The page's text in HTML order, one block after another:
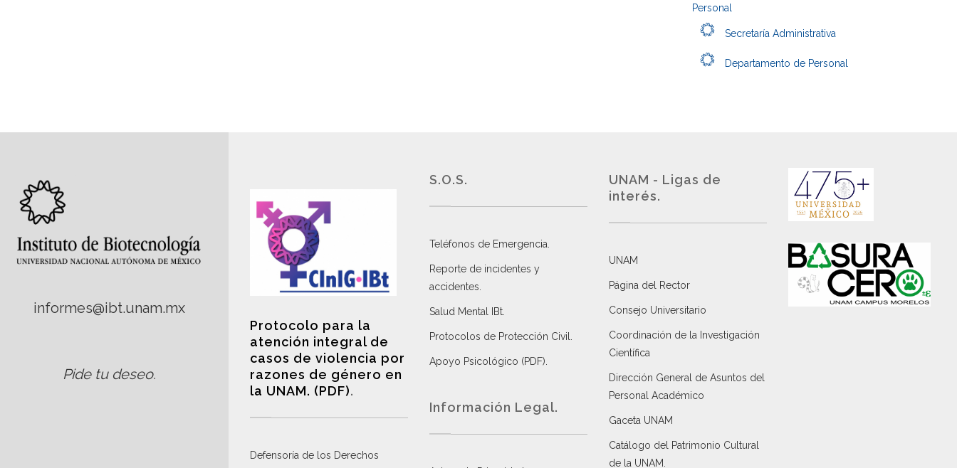
Personal
Secretaría Administrativa
Departamento de Personal
informes@ibt.unam.mx
Pide tu deseo.
Protocolo para la
atención integral de
casos de violencia por
razones de género en
la UNAM. (PDF).
Defensoría de los Derechos
S.O.S.
Teléfonos de Emergencia.
Reporte de incidentes y
accidentes
Salud Mental IBt
Protocolos de Protección Civil
Apoyo Psicológico (PDF)
Información Legal.
UNAM - Ligas de
interés.
UNAM
Página del Rector
Consejo Universitario
Coordinación de la Investigación
Científica
Dirección General de Asuntos del
Personal Académico
Gaceta UNAM
Catálogo del Patrimonio Cultural
de la UNAM.